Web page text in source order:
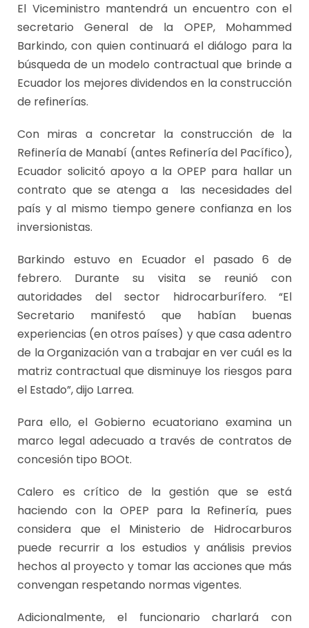
El Viceministro mantendrá un encuentro con el
secretario General de la OPEP, Mohammed
Barkindo, con quien continuará el diálogo para la
búsqueda de un modelo contractual que brinde a
Ecuador los mejores dividendos en la construcción
de refinerías.
Con miras a concretar la construcción de la
Refinería de Manabí (antes Refinería del Pacífico),
Ecuador solicitó apoyo a la OPEP para hallar un
contrato que se atenga a las necesidades del
país y al mismo tiempo genere confianza en los
inversionistas.
Barkindo estuvo en Ecuador el pasado 6 de
febrero. Durante su visita se reunió con
autoridades del sector hidrocarburífero. “El
Secretario manifestó que habían buenas
experiencias (en otros países) y que casa adentro
de la Organización van a trabajar en ver cuál es la
matriz contractual que disminuye los riesgos para
el Estado”, dijo Larrea.
Para ello, el Gobierno ecuatoriano examina un
marco legal adecuado a través de contratos de
concesión tipo BOOt.
Calero es crítico de la gestión que se está
haciendo con la OPEP para la Refinería, pues
considera que el Ministerio de Hidrocarburos
puede recurrir a los estudios y análisis previos
hechos al proyecto y tomar las acciones que más
convengan respetando normas vigentes.
Adicionalmente, el funcionario charlará con